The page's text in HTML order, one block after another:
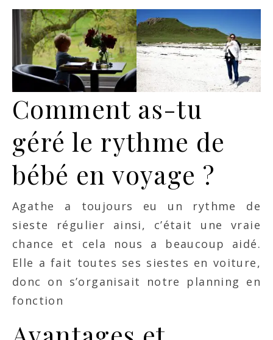
Comment as-tu
géré le rythme de
bébé en voyage ?
Agathe a toujours eu un rythme de
sieste régulier ainsi, c’était une vraie
chance et cela nous a beaucoup aidé.
Elle a fait toutes ses siestes en voiture,
donc on s’organisait notre planning en
fonction